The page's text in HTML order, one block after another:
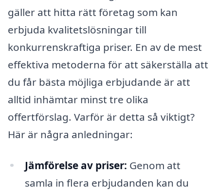
gäller att hitta rätt företag som kan
erbjuda kvalitetslösningar till
konkurrenskraftiga priser. En av de mest
effektiva metoderna för att säkerställa att
du får bästa möjliga erbjudande är att
alltid inhämtar minst tre olika
offertförslag. Varför är detta så viktigt?
Här är några anledningar:
Jämförelse av priser: Genom att
samla in flera erbjudanden kan du